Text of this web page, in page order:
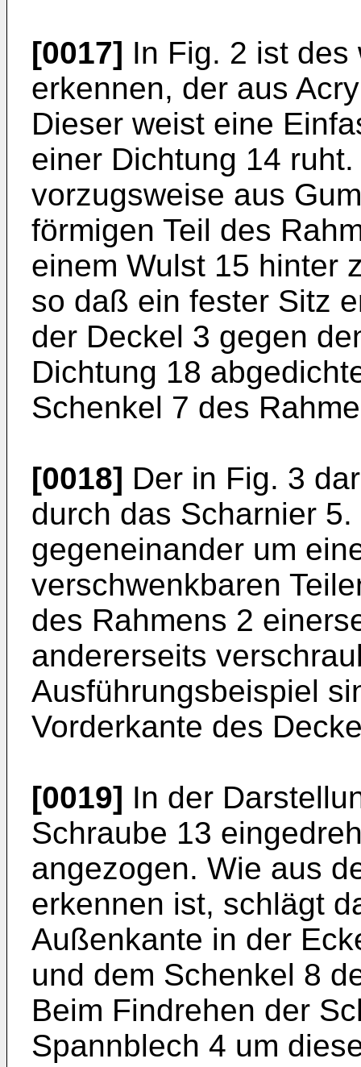
[0017] In Fig. 2 ist
erkennen, der aus
Dieser weist eine
einer Dichtung 14
vorzugsweise aus
förmigen Teil des
einem Wulst 15 hinter
so daß ein fester Sitz
der Deckel 3 gegen
Dichtung 18
Schenkel 7 des
[0018] Der in Fig. 3
durch das Scharnier
gegeneinander um
verschwenkbaren
des Rahmens 2
andererseits
Ausführungsbeispiel
Vorderkante des
[0019] In der
Schraube 13
angezogen. Wie aus
erkennen ist, schlägt
Außenkante in der
und dem Schenkel 8
Beim Findrehen der
Spannblech 4 um